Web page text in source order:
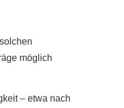
möglich
– etwa nach